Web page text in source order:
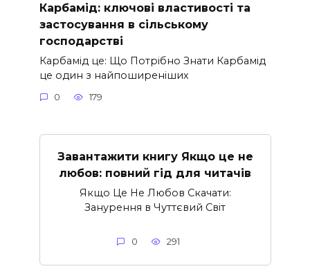
Карбамід: ключові властивості та
застосування в сільському
господарстві
Карбамід це: Що Потрібно Знати Карбамід
це один з найпоширеніших
0 179
Завантажити книгу Якщо це не
любов: повний гід для читачів
Якщо Це Не Любов Скачати:
Занурення в Чуттєвий Світ
0 291